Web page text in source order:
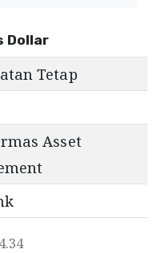
Dollar
Tetap
Asset